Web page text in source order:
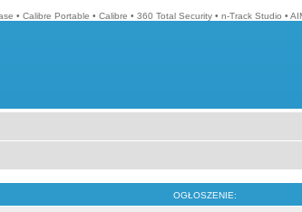
• Calibre Portable • Calibre • 360 Total Security • n-Track Studio •
OGŁOSZENIE: